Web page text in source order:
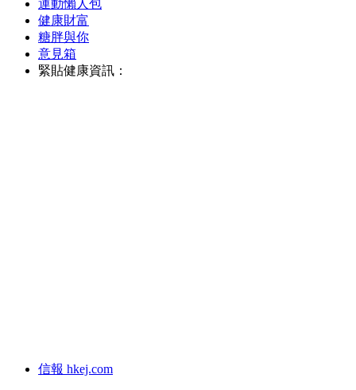
運動懶人包
健康財富
糖胖與你
意見箱
緊貼健康資訊：
信報 hkej.com